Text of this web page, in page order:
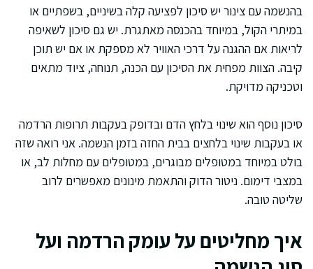
בהנשמה עם צינור יש סיכון לפציעה קלה בשיניים, בשפתיים או
במיתרי הקול, במיוחד בהכנסה מאתגרת. יש גם סיכון לשאיפה
לריאות אם ההגנה על דרכי האוויר לא מספקת או אם יש תוכן
קיבה. הצוות מפחית את הסיכון עם הכנה, תנוחה, ציוד מתאים
וטכניקה מדויקת.
סיכון נוסף הוא שינוי בלחץ הדם ובדופק בעקבות תרופות הרדמה
או בעקבות שינוי בלחצים בבית החזה בזמן הנשמה. אני רואה שזה
בולט במיוחד במטופלים מבוגרים, במטופלים עם מחלות לב, או
במצבי דימום. ניטור הדוק והתאמת מינונים מאפשרים לרוב
שליטה טובה.
איך מחליטים על עומק הרדמה ועל